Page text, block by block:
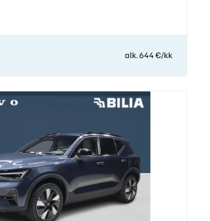
alk. 644 €/kk